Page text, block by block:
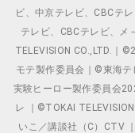
ビ、中京テレビ、CBCテ
テレビ、CBCテレビ、
TELEVISION CO.,LTD.｜
モテ製作委員会｜©東海
実験ヒーロー製作委員会
レ ｜©TOKAI
いこ／講談社（C）CTV